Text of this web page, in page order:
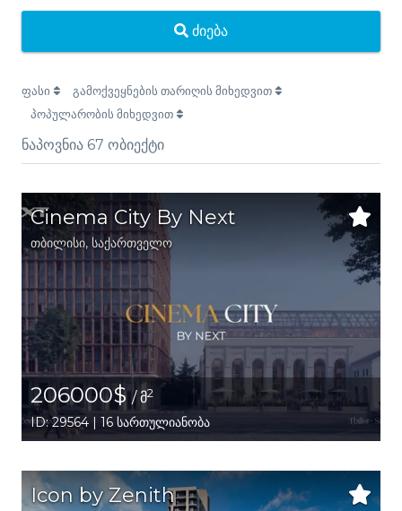
ძიება
ფასი
გამოქვეყნების თარიღის მიხედვით
პოპულარობის მიხედვით
ნაპოვნია 67 ობიექტი
Cinema City By Next
თბილისი, საქართველო
206000$/ მ2
ID: 29564 | 16 სართულიანობა
Icon by Zenith